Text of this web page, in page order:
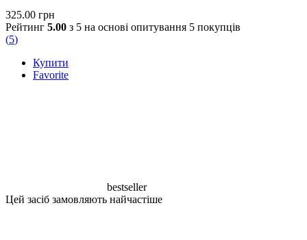
325.00 грн
Рейтинг 5.00 з 5 на основі опитування 5 покупців
(5)
Купити
Favorite
bestseller
Цей засіб замовляють найчастіше